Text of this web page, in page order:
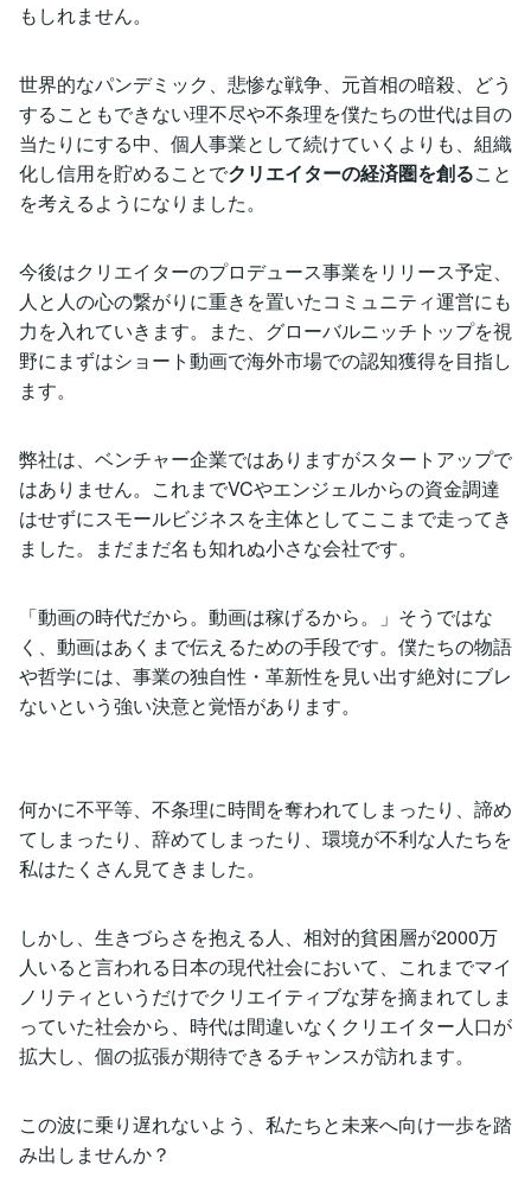
もしれません。
世界的なパンデミック、悲惨な戦争、元首相の暗殺、どう
することもできない理不尽や不条理を僕たちの世代は目の
当たりにする中、個人事業として続けていくよりも、組織
化し信用を貯めることでクリエイターの経済圏を創ること
を考えるようになりました。
今後はクリエイターのプロデュース事業をリリース予定、
人と人の心の繋がりに重きを置いたコミュニティ運営にも
力を入れていきます。また、グローバルニッチトップを視
野にまずはショート動画で海外市場での認知獲得を目指し
ます。
弊社は、ベンチャー企業ではありますがスタートアップで
はありません。これまでVCやエンジェルからの資金調達
はせずにスモールビジネスを主体としてここまで走ってき
ました。まだまだ名も知れぬ小さな会社です。
「動画の時代だから。動画は稼げるから。」そうではな
く、動画はあくまで伝えるための手段です。僕たちの物語
や哲学には、事業の独自性・革新性を見い出す絶対にブレ
ないという強い決意と覚悟があります。
何かに不平等、不条理に時間を奪われてしまったり、諦め
てしまったり、辞めてしまったり、環境が不利な人たちを
私はたくさん見てきました。
しかし、生きづらさを抱える人、相対的貧困層が2000万
人いると言われる日本の現代社会において、これまでマイ
ノリティというだけでクリエイティブな芽を摘まれてしま
っていた社会から、時代は間違いなくクリエイター人口が
拡大し、個の拡張が期待できるチャンスが訪れます。
この波に乗り遅れないよう、私たちと未来へ向け一歩を踏
み出しませんか？